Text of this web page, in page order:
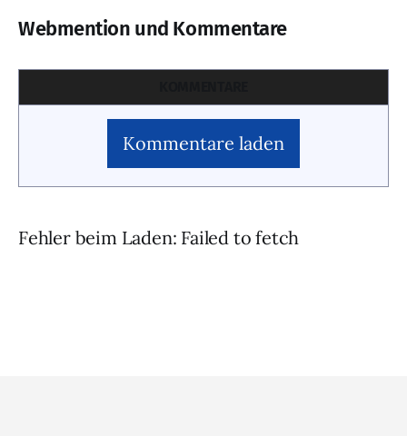
Webmention und Kommentare
Kommentare laden
Fehler beim Laden: Failed to fetch